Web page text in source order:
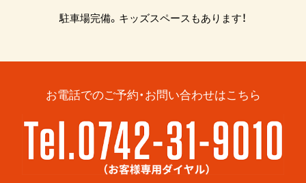
駐車場完備。キッズスペースもあります！
お電話でのご予約・お問い合わせはこちら